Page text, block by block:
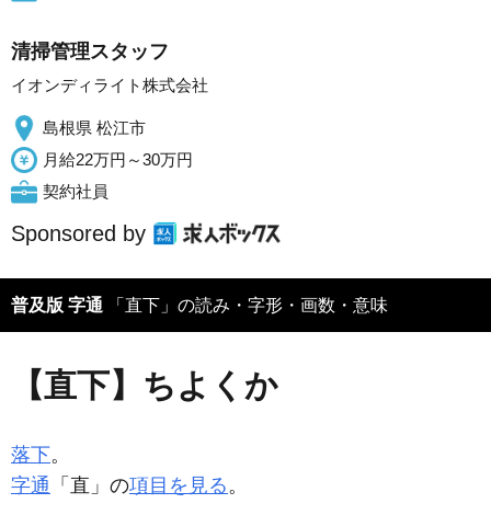
清掃管理スタッフ
イオンディライト株式会社
島根県 松江市
月給22万円～30万円
契約社員
Sponsored by
普及版 字通 「直下」の読み・字形・画数・意味
【直下】ちよくか
落下。
字通 「直」の項目を見る。